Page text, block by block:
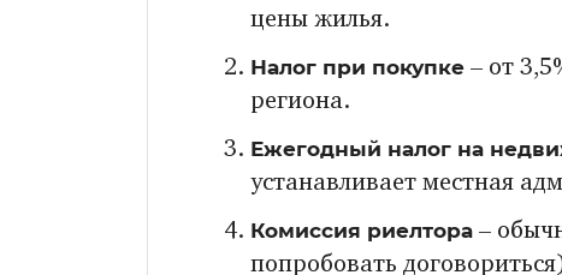
цены жилья.
Налог при покупке – от
региона.
Ежегодный налог на
устанавливает местная
Комиссия риелтора –
попробовать